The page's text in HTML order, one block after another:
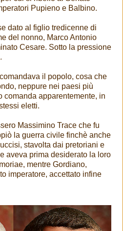
Pupieno e Balbino.
dato al figlio tredicenne di
del nonno, Marco Antonio
Cesare. Sotto la pressione
il popolo, cosa che
neppure nei paesi più
comanda apparentemente, in
eletti.
Massimino Trace che fu
la guerra civile finchè anche
stavolta dai pretoriani e
aveva prima desiderato la loro
mentre Gordiano,
imperatore, accettato infine